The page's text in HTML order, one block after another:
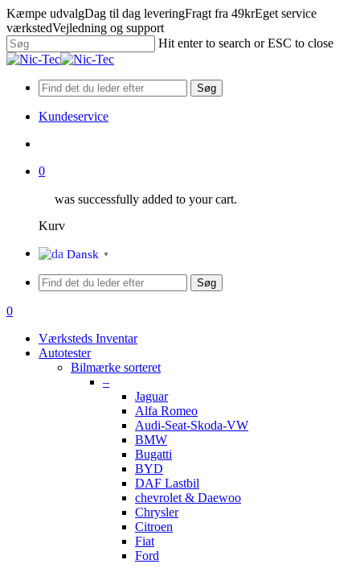
Skip
to
main
content
Kæmpe udvalgDag til dag leveringFragt fra 49krEget service
værkstedVejledning og support
Hit enter to search or ESC to close
Close
Søg
Kundeservice
0
was successfully added to your cart.
Kurv
Menu
Dansk ▼
Søg
search
0
Værksteds Inventar
Autotester
Bilmærke sorteret
–
Jaguar
Alfa Romeo
Audi-Seat-Skoda-VW
BMW
Bugatti
BYD
DAF Lastbil
chevrolet & Daewoo
Chrysler
Citroen
Fiat
Ford